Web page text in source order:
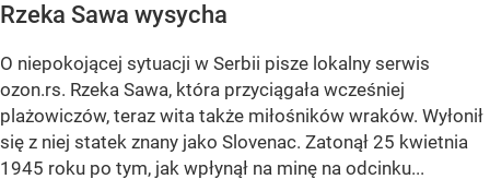
Rzeka Sawa wysycha
O niepokojącej sytuacji w Serbii pisze lokalny serwis
ozon.rs. Rzeka Sawa, która przyciągała wcześniej
plażowiczów, teraz wita także miłośników wraków. Wyłonił
się z niej statek znany jako Slovenac. Zatonął 25 kwietnia
1945 roku po tym, jak wpłynął na minę na odcinku...